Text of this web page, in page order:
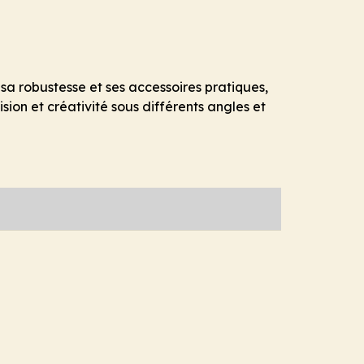
robustesse et ses accessoires pratiques,
et créativité sous différents angles et